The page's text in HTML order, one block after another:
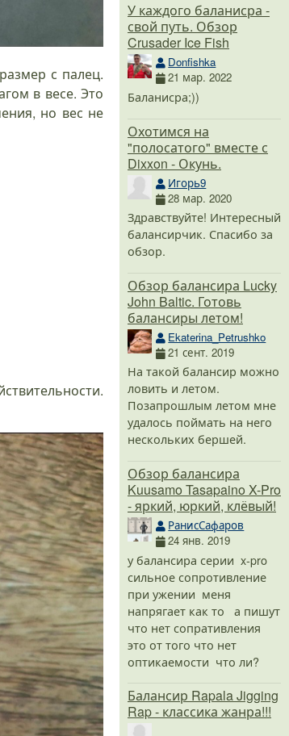
с палец.
в весе. Это
но вес не
У каждого баланисра -
свой путь. Обзор
Crusader Ice Fish
Donfishka
21 мар. 2022
Баланисра;))
Охотимся на
"полосатого" вместе с
Dixxon - Окунь.
Игорь9
28 мар. 2020
Здравствуйте! Интересный
балансирчик. Спасибо за
обзор.
Обзор балансира Lucky
John Baltic. Готовь
балансиры летом!
Ekaterina_Petrushko
21 сент. 2019
На такой балансир можно
ловить и летом.
Позапрошлым летом мне
удалось поймать на него
нескольких бершей.
Обзор балансира
Kuusamo Tasapaino X-Pro
- яркий, юркий, клёвый!
РанисСафаров
24 янв. 2019
у балансира серии x-pro
сильное сопротивление
при ужении меня
напрягает как то а пишут
что нет сопративления
это от того что нет
оптикаемости что ли?
Балансир Rapala Jigging
Rap - классика жанра!!!